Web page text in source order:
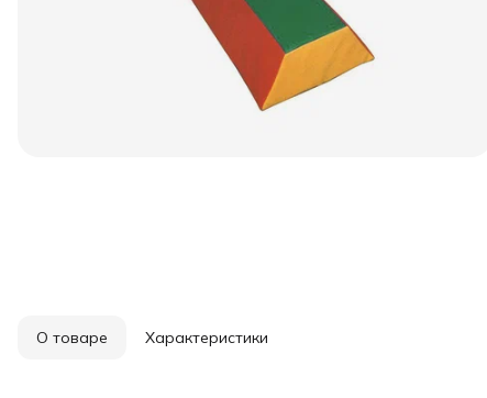
О товаре Характеристики